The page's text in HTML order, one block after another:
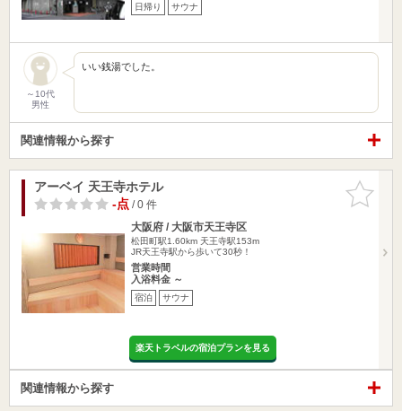
日帰り サウナ
～10代
男性
いい銭湯でした。
関連情報から探す
お気に入
りに追加
アーベイ 天王寺ホテル
-点/ 0 件
大阪府 / 大阪市天王寺区
松田町駅1.60km 天王寺駅153m
JR天王寺駅から歩いて30秒！
営業時間
入浴料金 ～
宿泊 サウナ
楽天トラベルの宿泊プランを見る
関連情報から探す